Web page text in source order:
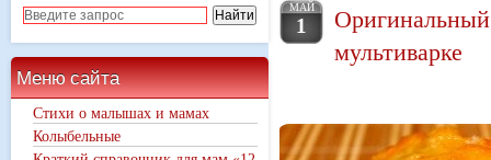
Меню сайта
Стихи о малышах и мамах
Колыбельные
МАЙ
1
мультиварке